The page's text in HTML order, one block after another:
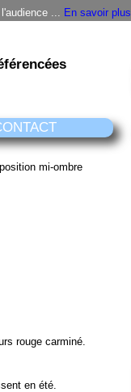
... En savoir plus
rouge carminé.
en été.